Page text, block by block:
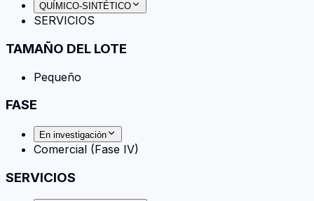
QUÍMICO-SINTÉTICO
SERVICIOS
TAMAÑO DEL LOTE
Pequeño
FASE
En investigación
Comercial (Fase IV)
SERVICIOS